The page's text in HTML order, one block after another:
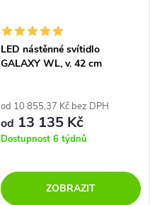
LED nástěnné svítidlo
GALAXY WL, v. 42 cm
od 10 855,37 Kč bez DPH
od 13 135 Kč
Dostupnost 6 týdnů
ZOBRAZIT